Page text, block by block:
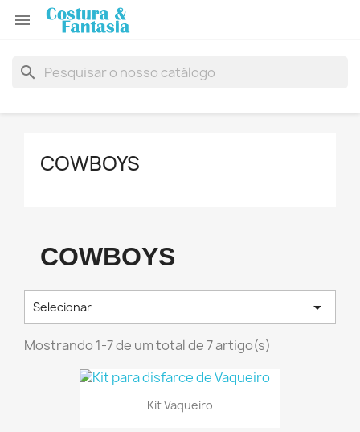

search
COWBOYS
COWBOYS
Selecionar 
Mostrando 1-7 de um total de 7 artigo(s)
Kit Vaqueiro